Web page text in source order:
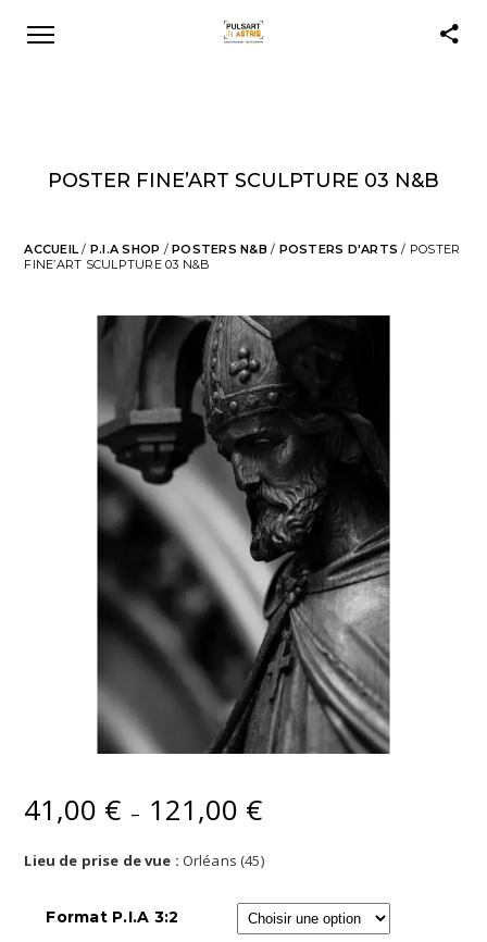
POSTER FINE’ART SCULPTURE 03 N&B
ACCUEIL/ P.I.A SHOP /POSTERS N&B / POSTERS D'ARTS / POSTER
FINE’ART SCULPTURE 03 N&B
41,00 € – 121,00 €Plage
prix :
à
121,00 €
Lieu de prise de vue : Orléans (45)
Format P.I.A 3:2